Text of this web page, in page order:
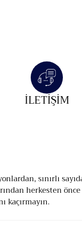
İLETIŞIM
sınırlı
herkesten
kaçırmayın.